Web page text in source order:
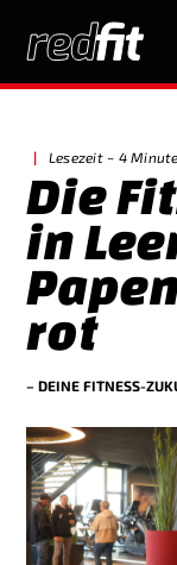
| Lesezeit ~ 4
Die
in
rot
– DEINE FITNESS-